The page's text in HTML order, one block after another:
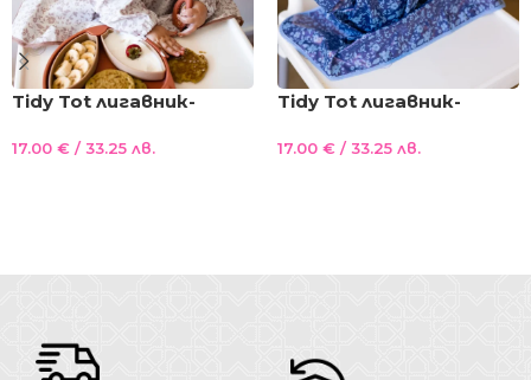
Tidy Tot лигавник-
вендузи НОВА
17.00 € / 33.25 лв.
Tidy Tot лигавник-
вендузи НОВА
17.00 € / 33.25 лв.